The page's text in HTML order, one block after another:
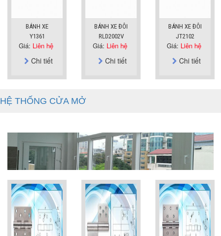
BÁNH XE
Y1361
Giá: Liên hệ
Chi tiết
BÁNH XE ĐÔI
RLD2002V
Giá: Liên hệ
Chi tiết
BÁNH XE ĐÔI
JT2102
Giá: Liên hệ
Chi tiết
HỆ THỐNG CỬA MỞ